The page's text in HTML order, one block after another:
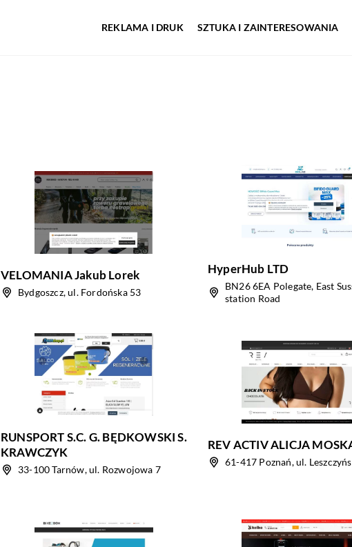
REKLAMA I DRUK SZTUKA I ZAINTERESOWANIA
VELOMANIA Jakub Lorek
Bydgoszcz, ul. Fordońska 53
HyperHub LTD
BN26 6EA Polegate, East
station Road
RUNSPORT S.C. G. BĘDKOWSKI S.
KRAWCZYK
33-100 Tarnów, ul. Rozwojowa 7
REV ACTIV ALICJA
61-417 Poznań, ul.